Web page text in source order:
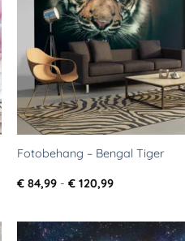
Toevoegen
aan
verlanglijst
Fotobehang – Bengal Tiger
€ 84,99 - € 120,99Prijsklasse: